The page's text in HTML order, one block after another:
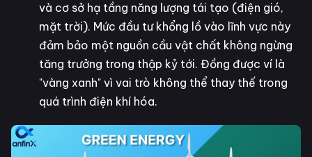
và cơ sở hạ tầng năng lượng tái tạo (điện gió,
mặt trời). Mức đầu tư khổng lồ vào lĩnh vực này
đảm bảo một nguồn cầu vật chất không ngừng
tăng trưởng trong thập kỷ tới. Đồng được ví là
"vàng xanh" vì vai trò không thể thay thế trong
quá trình điện khí hóa.